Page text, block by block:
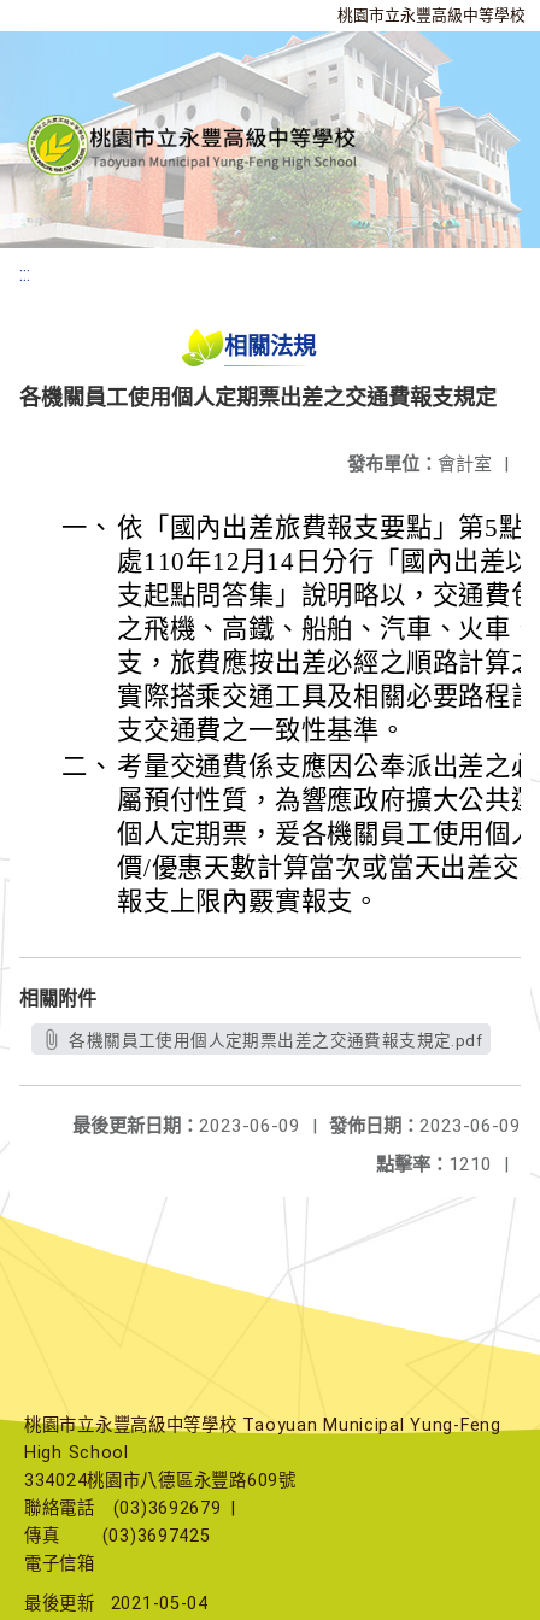
桃園市立永豐高級中等學校
:::
相關法規
各機關員工使用個人定期票出差之交通費報支規定
發布單位： 會計室 |
一、 依「國內出差旅費報支要點」第5點
處110年12月14日分行「國內出差
支起點問答集」說明略以，交通費
之飛機、高鐵、船舶、汽車、火車
支，旅費應按出差必經之順路計算
實際搭乘交通工具及相關必要路程
支交通費之一致性基準。
二、 考量交通費係支應因公奉派出差之
屬預付性質，為響應政府擴大公共
個人定期票，爰各機關員工使用個
價/優惠天數計算當次或當天出差交
報支上限內覈實報支。
相關附件
各機關員工使用個人定期票出差之交通費報支規定.pdf
發佈日期： 2023-06-09
最後更新日期： 2023-06-09
|
點擊率： 1210 |
桃園市立永豐高級中等學校 Taoyuan Municipal Yung-Feng
High School
334024桃園市八德區永豐路609號
聯絡電話
(03)3692679
傳真
(03)3697425
電子信箱
最後更新
2021-05-04